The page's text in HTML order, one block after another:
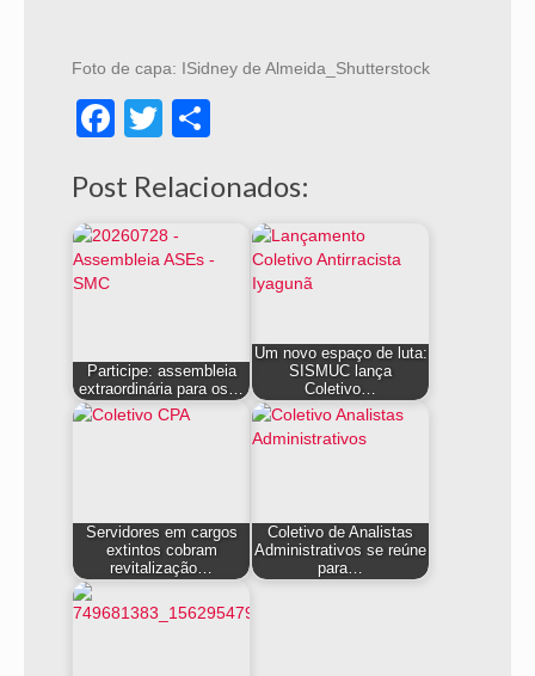
Foto de capa: ISidney de Almeida_Shutterstock
Facebook
Twitter
Post Relacionados:
Participe: assembleia
extraordinária para os…
Um novo espaço de luta:
SISMUC lança
Coletivo…
Servidores em cargos
extintos cobram
revitalização…
Coletivo de Analistas
Administrativos se reúne
para…